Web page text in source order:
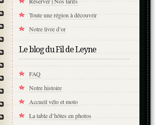
Toute une région à découvrir
Notre livre d’or
Le blog du Fil de Leyne
FAQ
Notre histoire
Accueil vélo et moto
La table d’hôtes en photos